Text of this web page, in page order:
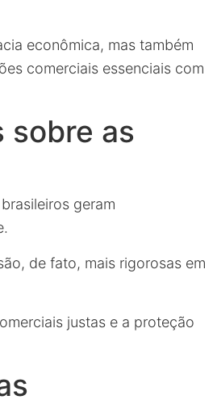
econômica, mas também
comerciais essenciais com
sobre as
geram
de fato, mais rigorosas em
justas e a proteção